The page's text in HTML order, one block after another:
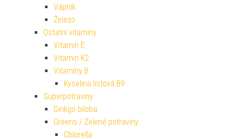
Vápník
Železo
Ostatní vitamíny
Vitamin E
Vitamin K2
Vitamíny B
Kyselina listová B9
Superpotraviny
Ginkgo biloba
Greens / Zelené potraviny
Chlorella